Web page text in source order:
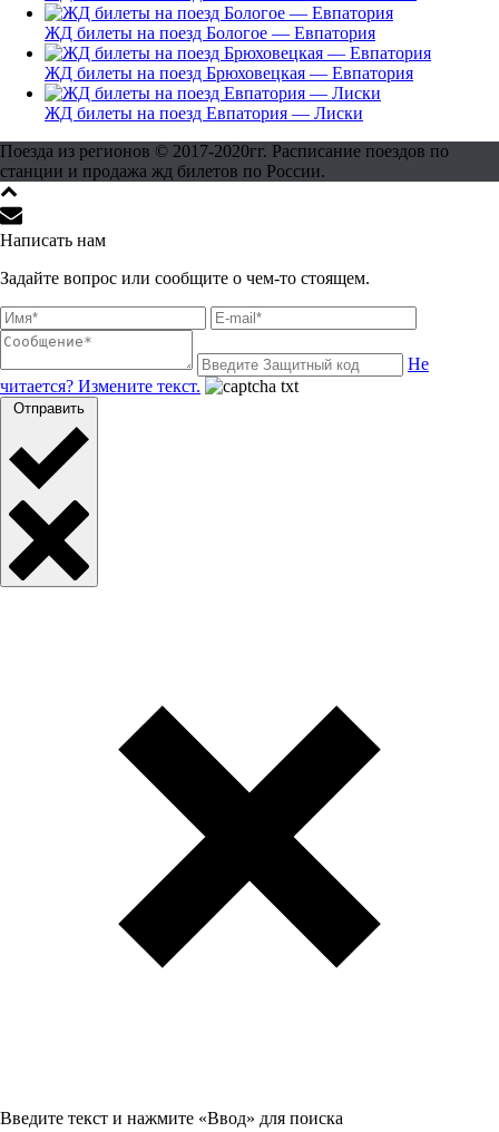
ЖД билеты на поезд Бологое — Евпатория
ЖД билеты на поезд Брюховецкая — Евпатория
ЖД билеты на поезд Евпатория — Лиски
Поезда из регионов © 2017-2020гг. Расписание поездов по
станции и продажа жд билетов по России.
Написать нам
Задайте вопрос или сообщите о чем-то стоящем.
Не
читается? Измените текст.
Отправить
Введите текст и нажмите «Ввод» для поиска